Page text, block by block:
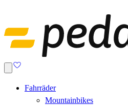
Fahrräder
Mountainbikes